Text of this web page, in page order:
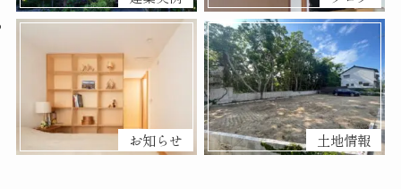
お知らせ 土地情報